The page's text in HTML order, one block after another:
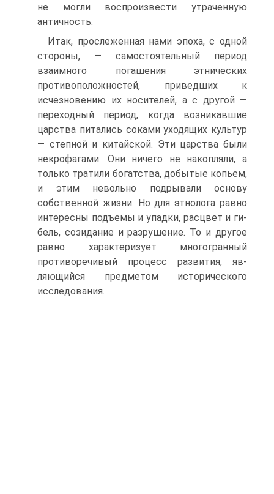
не могли воспроизвес­ти утраченную
античность.
Итак, прослеженная нами эпоха, с одной
стороны, — самостоятельный период
взаимного погашения этнических
противоположностей, приведших к
исчезновению их носите­лей, а с другой —
переходный период, когда возникавшие
царства питались соками уходящих культур
— степной и ки­тайской. Эти царства были
некрофагами. Они ничего не на­копляли, а
только тратили богатства, добытые копьем,
и этим невольно подрывали основу
собственной жизни. Но для этнолога равно
интересны подъемы и упадки, расцвет и ги­
бель, созидание и разрушение. То и другое
равно характе­ризует многогранный
противоречивый процесс развития, яв­
ляющийся предметом исторического
исследования.